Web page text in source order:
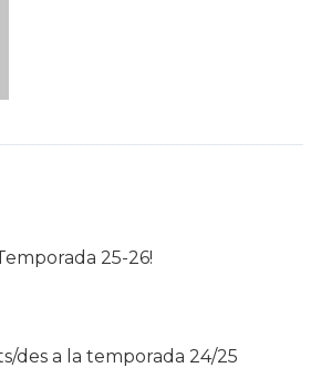
25-26!
des a la temporada 24/25